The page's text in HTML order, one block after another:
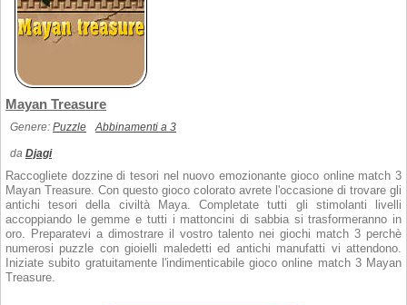
Mayan Treasure
Genere: Puzzle Abbinamenti a 3
da Djagi
Raccogliete dozzine di tesori nel nuovo emozionante gioco online match 3
Mayan Treasure. Con questo gioco colorato avrete l'occasione di trovare gli
antichi tesori della civiltà Maya. Completate tutti gli stimolanti livelli
accoppiando le gemme e tutti i mattoncini di sabbia si trasformeranno in
oro. Preparatevi a dimostrare il vostro talento nei giochi match 3 perchè
numerosi puzzle con gioielli maledetti ed antichi manufatti vi attendono.
Iniziate subito gratuitamente l'indimenticabile gioco online match 3 Mayan
Treasure.